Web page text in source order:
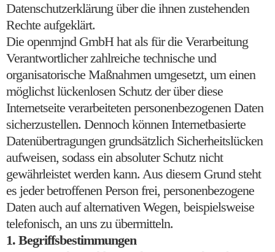
Datenschutzerklärung über die ihnen zustehenden
Rechte aufgeklärt.
Die openmjnd GmbH hat als für die Verarbeitung
Verantwortlicher zahlreiche technische und
organisatorische Maßnahmen umgesetzt, um einen
möglichst lückenlosen Schutz der über diese
Internetseite verarbeiteten personenbezogenen Daten
sicherzustellen. Dennoch können Internetbasierte
Datenübertragungen grundsätzlich Sicherheitslücken
aufweisen, sodass ein absoluter Schutz nicht
gewährleistet werden kann. Aus diesem Grund steht
es jeder betroffenen Person frei, personenbezogene
Daten auch auf alternativen Wegen, beispielsweise
telefonisch, an uns zu übermitteln.
1. Begriffsbestimmungen